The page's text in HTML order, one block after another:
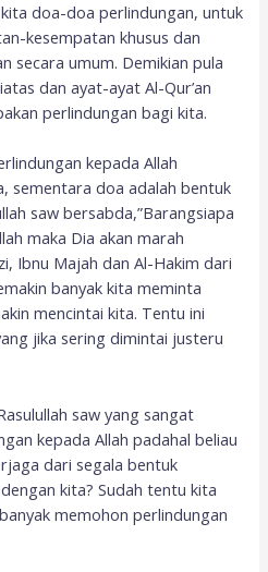
doa-doa perlindungan, untuk
kesempatan khusus dan
secara umum. Demikian pula
dan ayat-ayat Al-Qur’an
perlindungan bagi kita.
kepada Allah
sementara doa adalah bentuk
saw bersabda,”Barangsiapa
maka Dia akan marah
Ibnu Majah dan Al-Hakim dari
banyak kita meminta
mencintai kita. Tentu ini
jika sering dimintai justeru
saw yang sangat
kepada Allah padahal beliau
dari segala bentuk
kita? Sudah tentu kita
memohon perlindungan